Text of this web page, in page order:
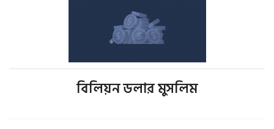
Lost password?
বিলিয়ন ডলার মুসলিম